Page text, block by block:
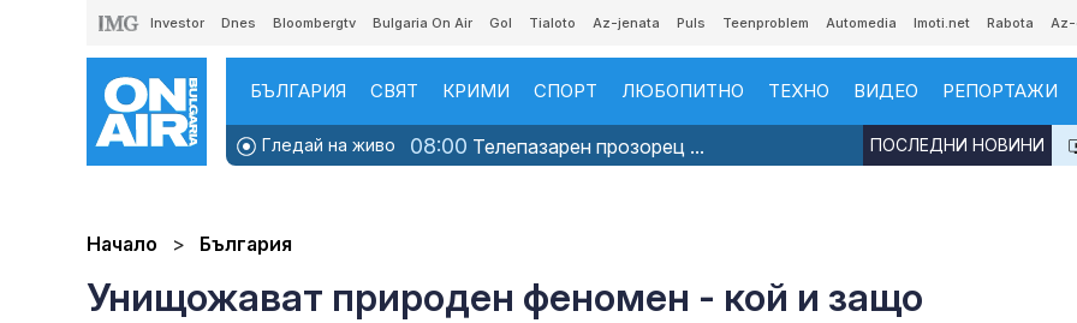
Investor Dnes Bloombergtv Bulgaria On Air Gol Tialoto Az-jenata Puls Teenproblem Automedia Imoti.net Rabota
БЪЛГАРИЯ СВЯТ КРИМИ СПОРТ ЛЮБОПИТНО ТЕХНО ВИДЕО РЕПОРТАЖИ
Гледай на живо 08:00 Телепазарен прозорец ... ПОСЛЕДНИ НОВИНИ
Начало България
Унищожават природен феномен - кой и защо